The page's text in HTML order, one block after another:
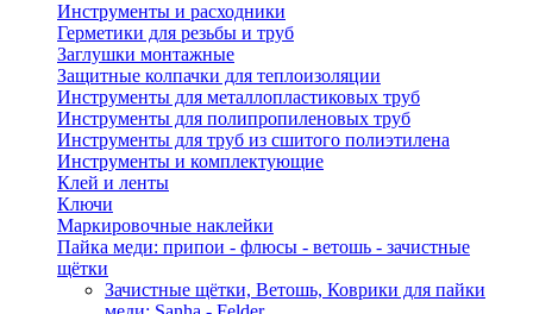
Инструменты и расходники
Герметики для резьбы и труб
Заглушки монтажные
Защитные колпачки для теплоизоляции
Инструменты для металлопластиковых труб
Инструменты для полипропиленовых труб
Инструменты для труб из сшитого полиэтилена
Инструменты и комплектующие
Клей и ленты
Ключи
Маркировочные наклейки
Пайка меди: припои - флюсы - ветошь - зачистные
щётки
Зачистные щётки, Ветошь, Коврики для пайки